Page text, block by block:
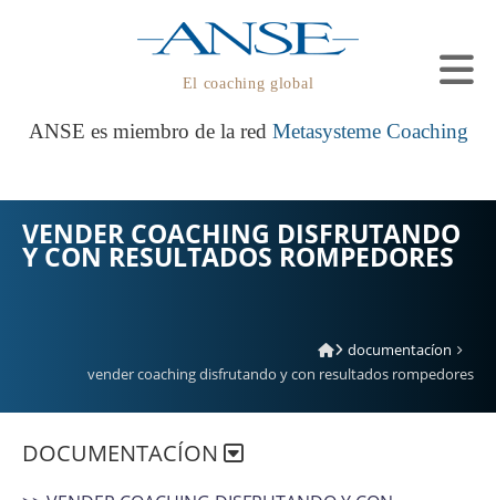
El coaching global
ANSE es miembro de la red Metasysteme Coaching
VENDER COACHING DISFRUTANDO
Y CON RESULTADOS ROMPEDORES
documentacíon
vender coaching disfrutando y con resultados rompedores
DOCUMENTACÍON